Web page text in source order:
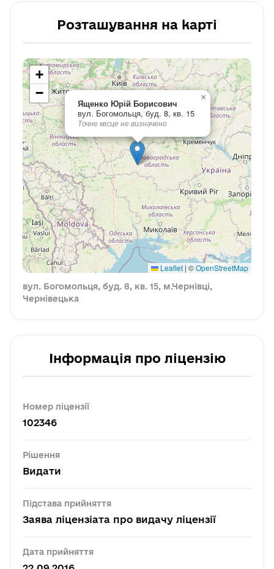
Розташування на карті
Ященко Юрій Борисович
вул. Богомольця, буд. 8, кв. 15
Точне місце не визначено
×
+
−
Leaflet | ©OpenStreetMap
вул. Богомольця, буд. 8, кв. 15, м.Чернівці,
Чернівецька
Інформація про ліцензію
Номер ліцензії
102346
Рішення
Видати
Підстава прийняття
Заява ліцензіата про видачу ліцензії
Дата прийняття